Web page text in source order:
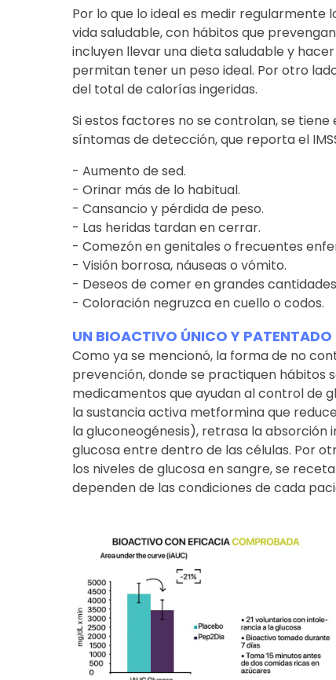
Por lo que lo ideal es medir regularmente
vida saludable, con hábitos que
incluyen llevar una dieta saludable y
permitan tener un peso ideal. Por otro
del total de calorías ingeridas.
Si estos factores no se controlan, se
síntomas de detección, que reporta el
- Aumento de sed.
- Orinar más de lo habitual.
- Cansancio y pérdida de peso.
- Las heridas tardan en cerrar.
- Comezón en genitales o frecuentes
- Visión borrosa, náuseas o vómito.
- Deseos de comer en grandes
- Coloración negruzca en cuello o codos.
UN BIOACTIVO ÚNICO Y PATENTADO
Como ya se mencionó, la forma de no
prevención, donde se practiquen hábitos
medicamentos que ayudan al control de
la sustancia activa metformina que
la gluconeogénesis), retrasa la absorción
glucosa entre dentro de las células. Por
los niveles de glucosa en sangre, se
dependen de las condiciones de cada